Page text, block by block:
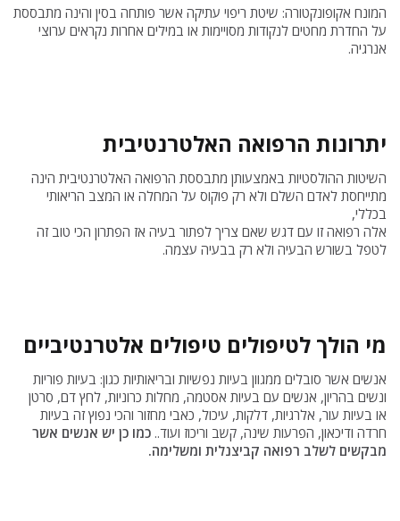
המונח אקופונקטורה: שיטת ריפוי עתיקה אשר פותחה בסין והינה מתבססת
על החדרת מחטים לנקודות מסויימות או במילים אחרות נקראים ערוצי
אנרגיה.
יתרונות הרפואה האלטרנטיבית
השיטות ההולסטיות באמצעותן מתבססת הרפואה האלטרנטיבית הינה
מתייחסת לאדם השלם ולא רק פוקוס על המחלה או המצב הריאותי
בכללי,
אלה רפואה זו עם דגש שאם צריך לפתור בעיה אז הפתרון הכי טוב זה
לטפל בשורש הבעיה ולא רק בבעיה עצמה.
מי הולך לטיפולים טיפולים אלטרנטיביים
אנשים אשר סובלים ממגוון בעיות נפשיות ובריאותיות כגון: בעיות פוריות
ונשים בהריון, אנשים עם בעיות אסטמה, מחלות כרוניות, לחץ דם, סרטן
או בעיות עור, אלרגיות, דלקות, עיכול, כאבי מחזור והכי נפוץ זה בעיות
חרדה ודיכאון, הפרעות שינה, קשב וריכוז ועוד.. כמו כן יש אנשים אשר
מבקשים לשלב רפואה קביצנלית ומשלימה.